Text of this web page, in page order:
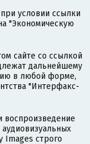
условии ссылки
"Экономическую
сайте со ссылкой
дальнейшему
в любой форме,
"Интерфакс-
воспроизведение
Images строго